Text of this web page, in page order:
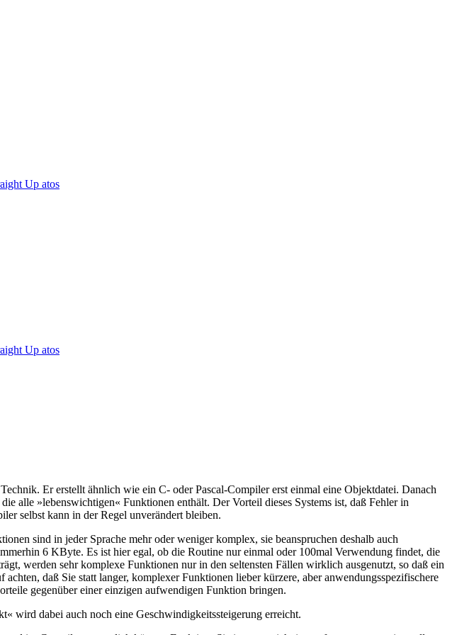
Up atos
Up atos
Er erstellt ähnlich wie ein C- oder Pascal-Compiler erst einmal eine Objektdatei. Danach
alle »lebenswichtigen« Funktionen enthält. Der Vorteil dieses Systems ist, daß Fehler in
selbst kann in der Regel unverändert bleiben.
sind in jeder Sprache mehr oder weniger komplex, sie beanspruchen deshalb auch
6 KByte. Es ist hier egal, ob die Routine nur einmal oder 100mal Verwendung findet, die
werden sehr komplexe Funktionen nur in den seltensten Fällen wirklich ausgenutzt, so daß ein
daß Sie statt langer, komplexer Funktionen lieber kürzere, aber anwendungsspezifischere
gegenüber einer einzigen aufwendigen Funktion bringen.
wird dabei auch noch eine Geschwindigkeitssteigerung erreicht.